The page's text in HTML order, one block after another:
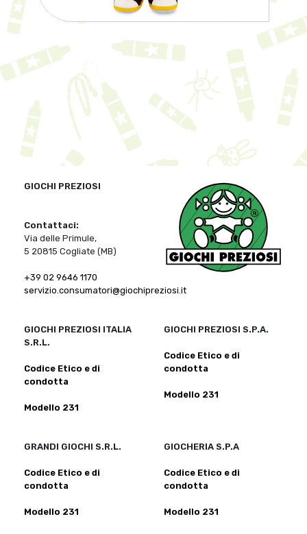
GIOCHI PREZIOSI
Contattaci:
Via delle Primule,
5 20815 Cogliate (MB)
+39 02 9646 1170
servizio.consumatori@giochipreziosi.it
GIOCHI PREZIOSI ITALIA
S.R.L.
Codice Etico e di
condotta
Modello 231
GIOCHI PREZIOSI S.P.A.
Codice Etico e di
condotta
Modello 231
GRANDI GIOCHI S.R.L.
Codice Etico e di
condotta
Modello 231
GIOCHERIA S.P.A
Codice Etico e di
condotta
Modello 231